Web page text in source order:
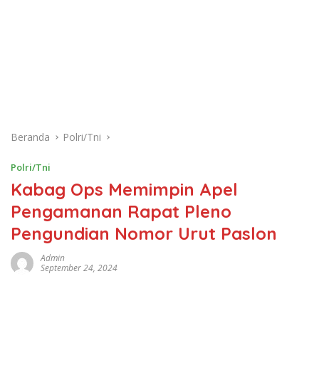
Beranda Polri/Tni
Polri/Tni
Kabag Ops Memimpin Apel
Pengamanan Rapat Pleno
Pengundian Nomor Urut Paslon
Admin
September 24, 2024